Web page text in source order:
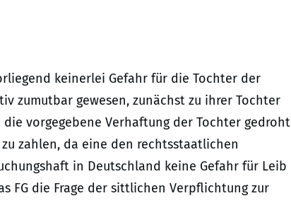
keinerlei Gefahr für die Tochter der
zumutbar gewesen, zunächst zu ihrer Tochter
vorgegebene Verhaftung der Tochter gedroht
zahlen, da eine den rechtsstaatlichen
in Deutschland keine Gefahr für Leib
FG die Frage der sittlichen Verpflichtung zur